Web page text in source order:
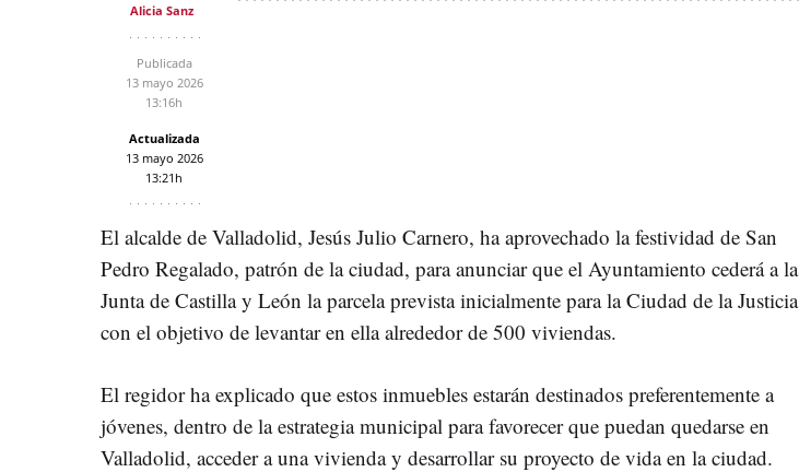
Alicia Sanz
Publicada
13 mayo 2026
13:16h
Actualizada
13 mayo 2026
13:21h
El alcalde de Valladolid, Jesús Julio Carnero, ha aprovechado la festividad de San
Pedro Regalado, patrón de la ciudad, para anunciar que el Ayuntamiento cederá a la
Junta de Castilla y León la parcela prevista inicialmente para la Ciudad de la Justicia
con el objetivo de levantar en ella alrededor de 500 viviendas.
El regidor ha explicado que estos inmuebles estarán destinados preferentemente a
jóvenes, dentro de la estrategia municipal para favorecer que puedan quedarse en
Valladolid, acceder a una vivienda y desarrollar su proyecto de vida en la ciudad.